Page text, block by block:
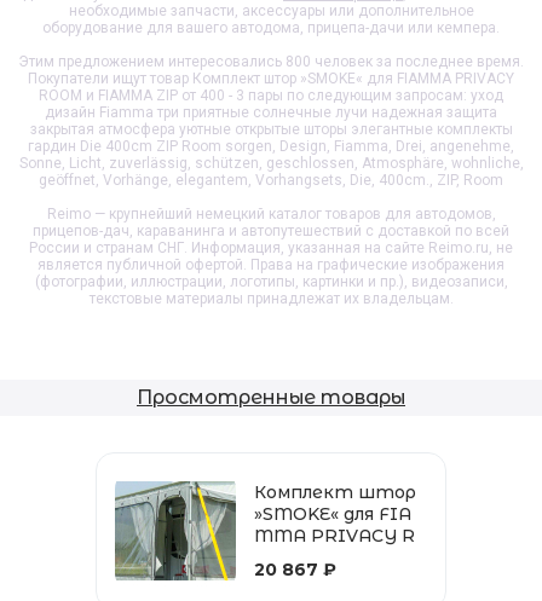
необходимые запчасти, аксессуары или дополнительное
оборудование для вашего автодома, прицепа-дачи или кемпера.
Этим предложением интересовались 800 человек за последнее время.
Покупатели ищут товар Комплект штор »SMOKE« для FIAMMA PRIVACY
ROOM и FIAMMA ZIP от 400 - 3 пары по следующим запросам: уход
дизайн Fiamma три приятные солнечные лучи надежная защита
закрытая атмосфера уютные открытые шторы элегантные комплекты
гардин Die 400cm ZIP Room sorgen, Design, Fiamma, Drei, angenehme,
Sonne, Licht, zuverlässig, schützen, geschlossen, Atmosphäre, wohnliche,
geöffnet, Vorhänge, elegantem, Vorhangsets, Die, 400cm., ZIP, Room
Reimo — крупнейший немецкий каталог товаров для автодомов,
прицепов-дач, караванинга и автопутешествий с доставкой по всей
России и странам СНГ. Информация, указанная на сайте Reimo.ru, не
является публичной офертой. Права на графические изображения
(фотографии, иллюстрации, логотипы, картинки и пр.), видеозаписи,
текстовые материалы принадлежат их владельцам.
Просмотренные товары
Комплект штор
»SMOKE« для FIA
MMA PRIVACY R
IP от 400 - 3 пар
20 867 ₽